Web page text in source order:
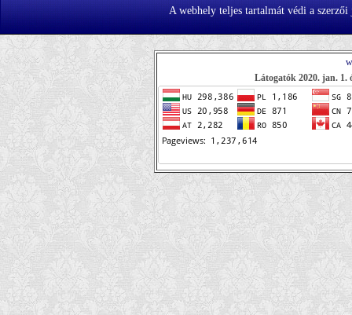
A webhely teljes tartalmát védi a szerzői
Látogatók 2020. jan. 1.